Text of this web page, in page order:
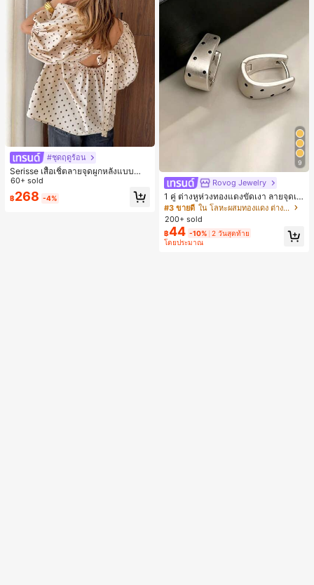
#ชุดฤดูร้อน
Serisse เสื้อเชิ้ตลายจุดผูกหลังแบบลำล
องสำหรับฤดูร้อน
60+ sold
฿268 -4%
9
Rovog Jewelry
1 คู่ ต่างหูห่วงทองแดงขัดเงา ลายจุดเร
ขาคณิตสไตล์มินิมอล เหมาะสำหรับสว
มใส่ประจำวันแบบสบายๆ สำหรับผู้หญิง
#3 ขายดี
ใน โลหะผสมทองแดง ต่างหูผู้หญิง
200+ sold
฿44 -10% 2 วันสุดท้าย
โดยประมาณ